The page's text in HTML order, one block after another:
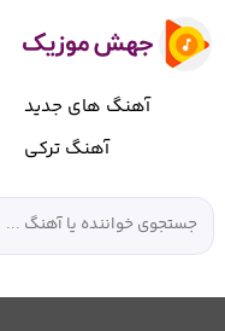
آهنگ های جدید
آهنگ ترکی